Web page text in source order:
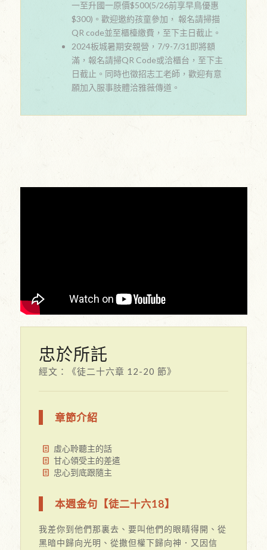
一至升國一原價$500(5/26前享早鳥優惠
$300)。歡迎邀約孩童參加， 報名請掃描
QR code並至櫃檯繳費，至下主日截止。
2024板城暑期安親營，7/9-7/31即將額
滿，報名請掃QR Code或洽櫃台，至下主
日截止。同時也徵招志工老師，歡迎有意
願加入服事肢體洽雅薇傳道。
忠於所託
經文：《徒二十六章 12-20 節》
章節介紹
虛心聆聽主的話
甘心領受主的差遣
忠心到底跟隨主
本週金句【徒二十六18】
我差你到他們那裏去、要叫他們的眼睛得開、從
黑暗中歸向光明、從撒但權下歸向神．又因信